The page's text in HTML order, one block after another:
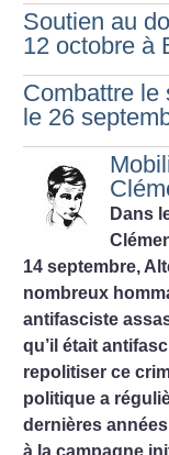
Soutien au
12 octobre à
Combattre le
le 26
Dans
14 septembre,
nombreux
antifasciste
qu’il était
repolitiser ce
politique a
dernières
à la campagne